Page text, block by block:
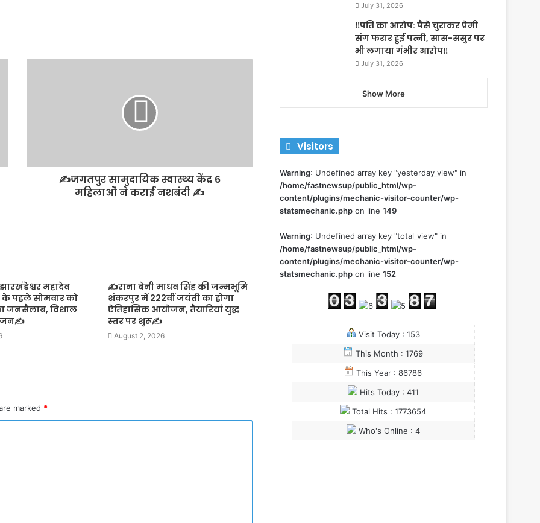
✍️जगतपुर सामुदायिक स्वास्थ्य केंद्र 6
महिलाओं ने कराई नशबंदी ✍️
महादेव
पहले सोमवार को
जनसैलाब, विशाल
✍️राना बेनी माधव सिंह की जन्मभूमि
शंकरपुर में 222वीं जयंती का होगा
ऐतिहासिक आयोजन, तैयारियां युद्ध
स्तर पर शुरू✍️
August 2, 2026
marked *
July 31, 2026
‼️पति का आरोप: पैसे चुराकर प्रेमी
संग फरार हुई पत्नी, सास-ससुर पर
भी लगाया गंभीर आरोप‼️
July 31, 2026
Show More
Visitors
Warning: Undefined array key "yesterday_view" in
/home/fastnewsup/public_html/wp-
content/plugins/mechanic-visitor-counter/wp-
statsmechanic.php on line149
Warning: Undefined array key "total_view" in
/home/fastnewsup/public_html/wp-
content/plugins/mechanic-visitor-counter/wp-
statsmechanic.php on line152
Visit Today : 153
This Month : 1769
This Year : 86786
Hits Today : 411
Total Hits : 1773654
Who's Online : 4